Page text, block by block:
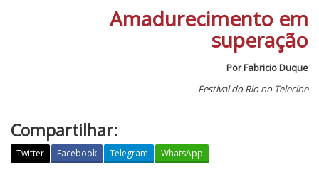
Amadurecimento em
superação
Por Fabricio Duque
Festival do Rio no Telecine
Compartilhar:
Twitter Facebook Telegram WhatsApp